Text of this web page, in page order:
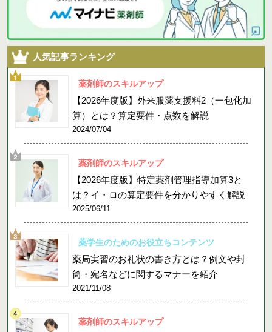
人気記事ランキング
薬剤師のスキルアップ
【2026年度版】外来服薬支援料2（一包化加
算）とは？算定要件・点数を解説
2024/07/04
薬剤師のスキルアップ
【2026年度版】特定薬剤管理指導加算3と
は？イ・ロの算定要件を分かりやすく解説
2025/06/11
薬学生のためのお役立ちコンテンツ
薬局実習のお礼状の書き方とは？例文や封
筒・宛名などに関するマナーを紹介
2021/11/08
薬剤師のスキルアップ